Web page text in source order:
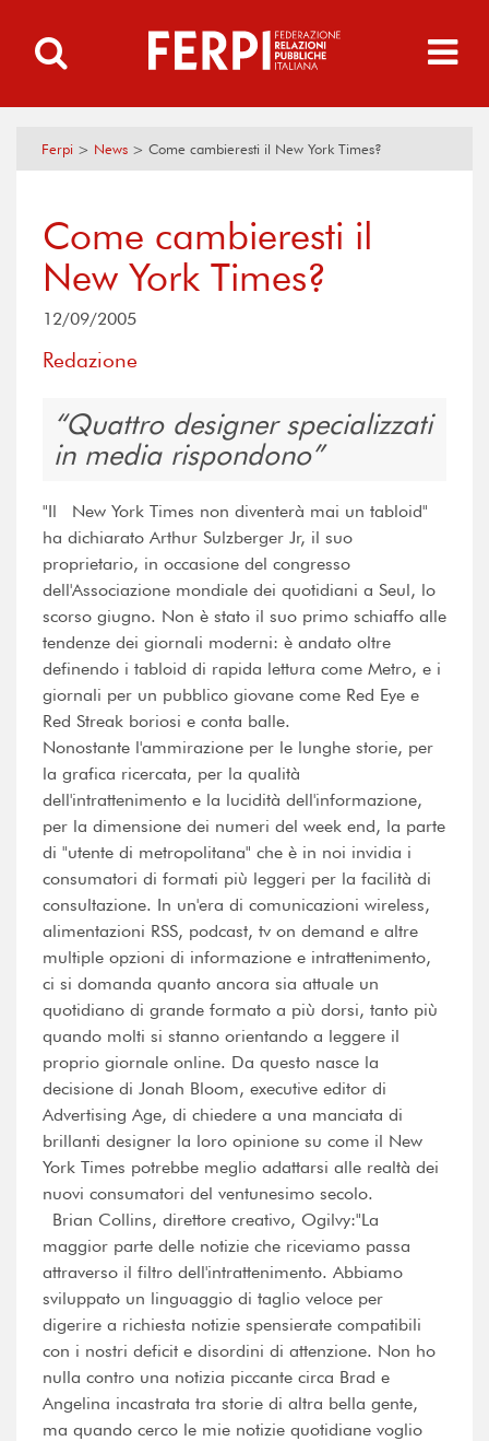
Ferpi > News > Come cambieresti il New York Times?
Come cambieresti il
New York Times?
12/09/2005
Redazione
Quattro designer specializzati
in media rispondono
"Il New York Times non diventerà mai un tabloid"
ha dichiarato Arthur Sulzberger Jr, il suo
proprietario, in occasione del congresso
dell'Associazione mondiale dei quotidiani a Seul, lo
scorso giugno. Non è stato il suo primo schiaffo alle
tendenze dei giornali moderni: è andato oltre
definendo i tabloid di rapida lettura come Metro, e i
giornali per un pubblico giovane come Red Eye e
Red Streak boriosi e conta balle.
Nonostante l'ammirazione per le lunghe storie, per
la grafica ricercata, per la qualità
dell'intrattenimento e la lucidità dell'informazione,
per la dimensione dei numeri del week end, la parte
di "utente di metropolitana" che è in noi invidia i
consumatori di formati più leggeri per la facilità di
consultazione. In un'era di comunicazioni wireless,
alimentazioni RSS, podcast, tv on demand e altre
multiple opzioni di informazione e intrattenimento,
ci si domanda quanto ancora sia attuale un
quotidiano di grande formato a più dorsi, tanto più
quando molti si stanno orientando a leggere il
proprio giornale online. Da questo nasce la
decisione di Jonah Bloom, executive editor di
Advertising Age, di chiedere a una manciata di
brillanti designer la loro opinione su come il New
York Times potrebbe meglio adattarsi alle realtà dei
nuovi consumatori del ventunesimo secolo.
Brian Collins, direttore creativo, Ogilvy:"La
maggior parte delle notizie che riceviamo passa
attraverso il filtro dell'intrattenimento. Abbiamo
sviluppato un linguaggio di taglio veloce per
digerire a richiesta notizie spensierate compatibili
con i nostri deficit e disordini di attenzione. Non ho
nulla contro una notizia piccante circa Brad e
Angelina incastrata tra storie di altra bella gente,
ma quando cerco le mie notizie quotidiane voglio